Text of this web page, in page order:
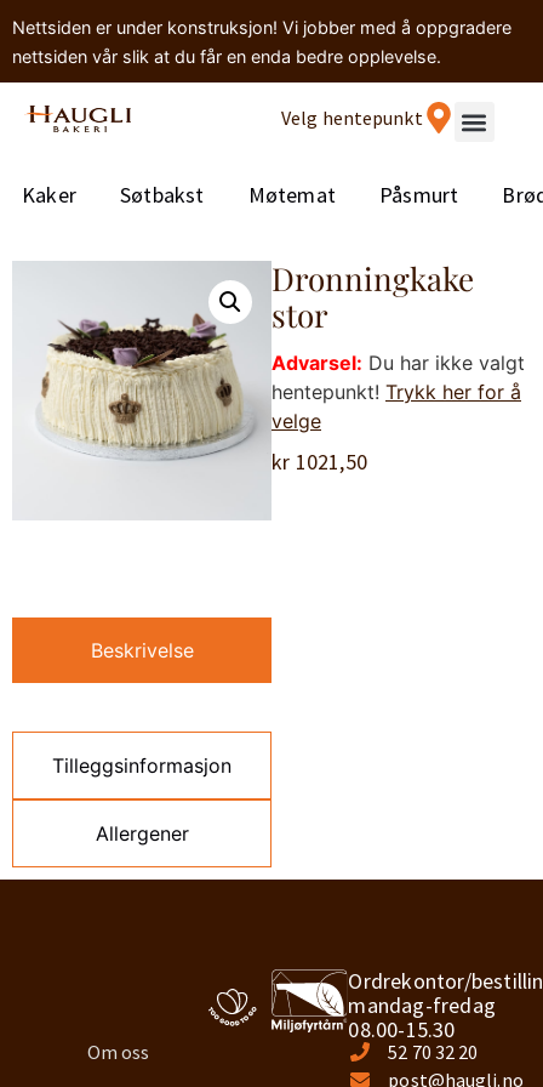
Nettsiden er under konstruksjon! Vi jobber med å oppgradere
nettsiden vår slik at du får en enda bedre opplevelse.
Velg hentepunkt
Kaker Søtbakst Møtemat Påsmurt
Beskrivelse
Tilleggsinformasjon
Allergener
Dronningkake
stor
Advarsel: Du har ikke valgt
hentepunkt! Trykk her for å
velge
kr 1021,50
Om oss
Ordrekontor/
mandag-fredag
08.00-15.30
52 70 32 20
post@haugli.no